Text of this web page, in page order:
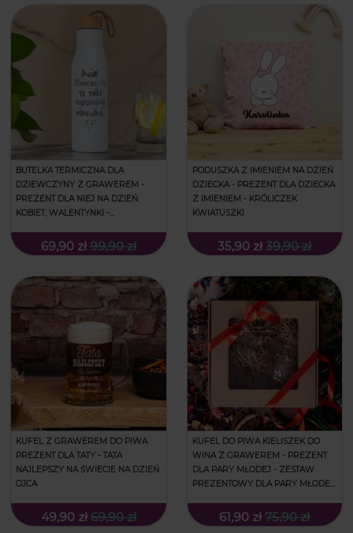
BUTELKA TERMICZNA DLA
DZIEWCZYNY Z GRAWEREM -
PREZENT DLA NIEJ NA DZIEŃ
KOBIET, WALENTYNKI -
69,90 zł 99,90 zł
PODUSZKA Z IMIENIEM NA DZIEŃ
DZIECKA - PREZENT DLA DZIECKA
Z IMIENIEM - KRÓLICZEK
KWIATUSZKI
35,90 zł 39,90 zł
KUFEL Z GRAWEREM DO PIWA
PREZENT DLA TATY - TATA
NAJLEPSZY NA ŚWIECIE NA DZIEŃ
OJCA
49,90 zł 69,90 zł
KUFEL DO PIWA KIELISZEK DO
WINA Z GRAWEREM - PREZENT
DLA PARY MŁODEJ - ZESTAW
PREZENTOWY DLA PARY MŁODEJ
IMIONA61,90 zł 75,90 zł